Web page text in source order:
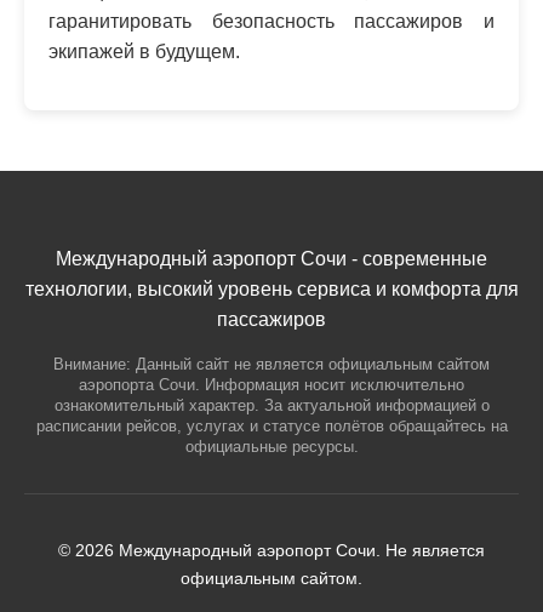
гаранитировать безопасность пассажиров и
экипажей в будущем.
Международный аэропорт Сочи - современные
технологии, высокий уровень сервиса и комфорта для
пассажиров
Внимание: Данный сайт не является официальным сайтом
аэропорта Сочи. Информация носит исключительно
ознакомительный характер. За актуальной информацией о
расписании рейсов, услугах и статусе полётов обращайтесь на
официальные ресурсы.
© 2026 Международный аэропорт Сочи. Не является
официальным сайтом.